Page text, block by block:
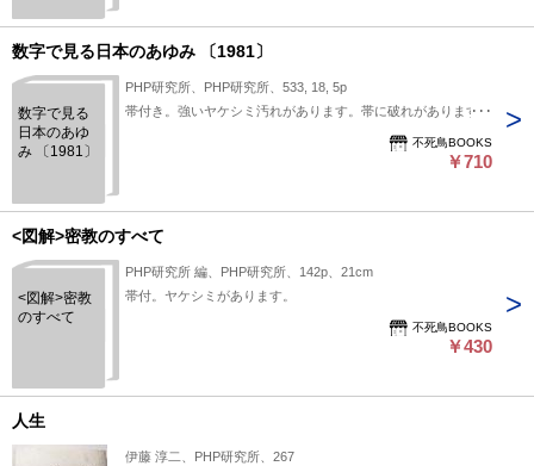
数字で見る日本のあゆみ 〔1981〕
数字で見る
日本のあゆ
み 〔1981〕
PHP研究所、PHP研究所、533, 18, 5p
帯付き。強いヤケシミ汚れがあります。帯に破れがあります。
不死鳥BOOKS
￥710
<図解>密教のすべて
<図解>密教
のすべて
PHP研究所 編、PHP研究所、142p、21cm
帯付。ヤケシミがあります。
不死鳥BOOKS
￥430
人生
伊藤 淳二、PHP研究所、267